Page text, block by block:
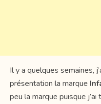
Il y a quelques semaines,
présentation la marque
peu la marque puisque